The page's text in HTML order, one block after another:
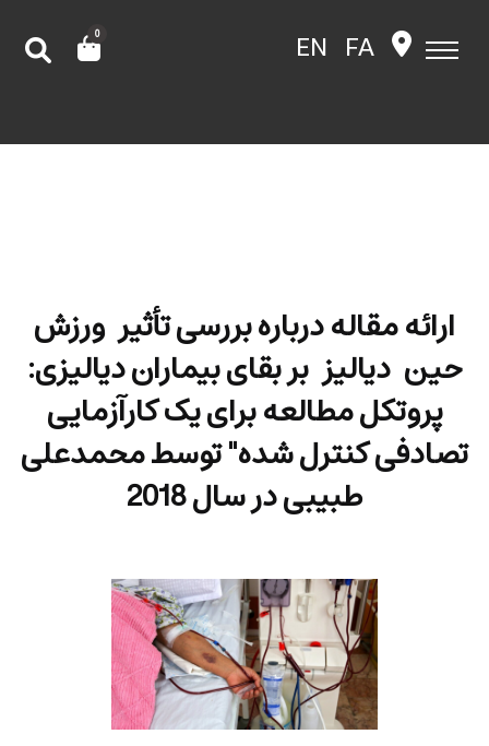
FA
EN
0
ارائه مقاله درباره بررسی تأثیر ورزش
حین دیالیز بر بقای بیماران دیالیزی:
پروتکل مطالعه برای یک کارآزمایی
تصادفی کنترل شده" توسط محمدعلی
طبیبی در سال 2018